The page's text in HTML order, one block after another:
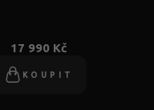
17 990 Kč
KOUPIT